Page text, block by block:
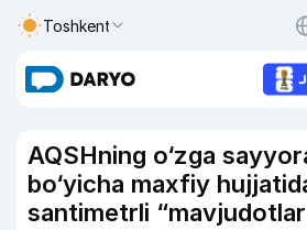
Toshkent
AQSHning o‘zga
bo‘yicha maxfiy
santimetrli